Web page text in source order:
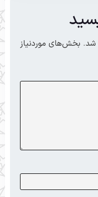
شد. بخش‌های موردنیاز